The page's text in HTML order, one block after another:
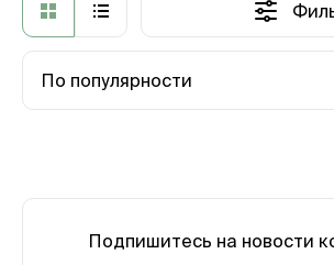
По популярности
Подпишитесь на новости